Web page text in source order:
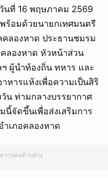
นที่ 16 พฤษภาคม 2569
ร้อมด้วยนายกเทศมนตรี
ลองหาด ประธานชมรม
ลองหาด หัวหน้าส่วน
ผู้นำท้องถิ่น ทหาร และ
หารแห้งเพื่อความเป็นสิริ
น ท่ามกลางบรรยากาศ
นี้จัดขึ้นเพื่อส่งเสริมการ
ำเภอคลองหาด
ามต่อด้านล่าง